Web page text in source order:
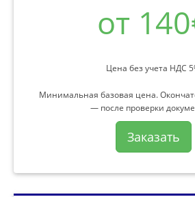
от
Цена без учета НДС
Минимальная базовая цена.
— после проверки
Заказать